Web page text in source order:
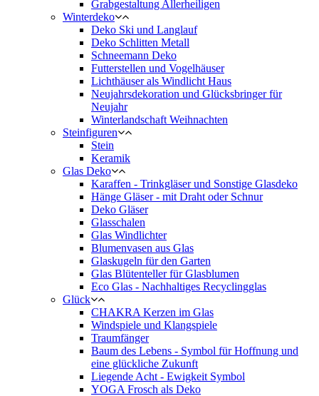
Grabgestaltung Allerheiligen
Winterdeko
Deko Ski und Langlauf
Deko Schlitten Metall
Schneemann Deko
Futterstellen und Vogelhäuser
Lichthäuser als Windlicht Haus
Neujahrsdekoration und Glücksbringer für
Neujahr
Winterlandschaft Weihnachten
Steinfiguren
Stein
Keramik
Glas Deko
Karaffen - Trinkgläser und Sonstige Glasdeko
Hänge Gläser - mit Draht oder Schnur
Deko Gläser
Glasschalen
Glas Windlichter
Blumenvasen aus Glas
Glaskugeln für den Garten
Glas Blütenteller für Glasblumen
Eco Glas - Nachhaltiges Recyclingglas
Glück
CHAKRA Kerzen im Glas
Windspiele und Klangspiele
Traumfänger
Baum des Lebens - Symbol für Hoffnung und
eine glückliche Zukunft
Liegende Acht - Ewigkeit Symbol
YOGA Frosch als Deko